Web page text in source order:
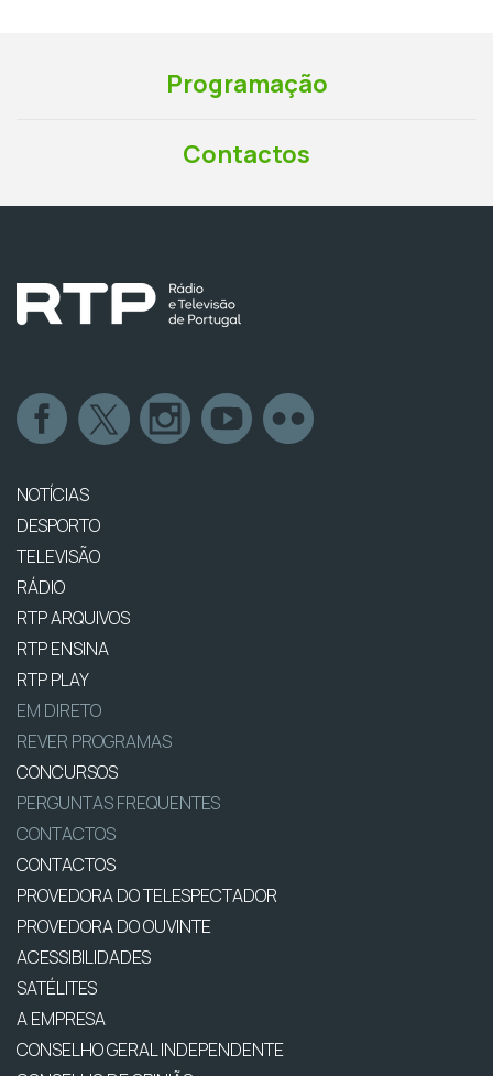
Programação
Contactos
NOTÍCIAS
DESPORTO
TELEVISÃO
RÁDIO
RTP ARQUIVOS
RTP ENSINA
RTP PLAY
EM DIRETO
REVER PROGRAMAS
CONCURSOS
PERGUNTAS FREQUENTES
CONTACTOS
CONTACTOS
PROVEDORA DO TELESPECTADOR
PROVEDORA DO OUVINTE
ACESSIBILIDADES
SATÉLITES
A EMPRESA
CONSELHO GERAL INDEPENDENTE